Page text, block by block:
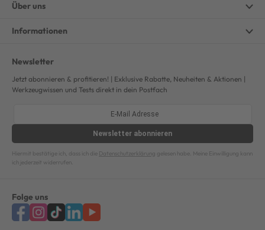
Über uns
Informationen
Newsletter
Jetzt abonnieren & profitieren! | Exklusive Rabatte, Neuheiten & Aktionen |
Werkzeugwissen und Tests direkt in dein Postfach
Newsletter abonnieren
Hiermit bestätige ich, dass ich die Datenschutzerklärung gelesen habe. Meine Einwilligung kann
ich jederzeit widerrufen.
Folge uns